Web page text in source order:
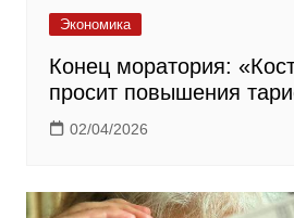
Экономика
Конец моратория:
просит повышения
02/04/2026